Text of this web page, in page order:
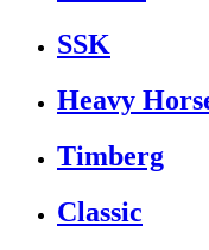
SSK
Heavy
Timberg
Classic